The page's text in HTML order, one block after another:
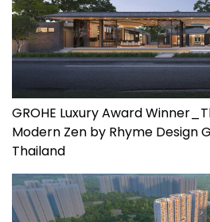
GROHE Luxury Award
Modern Zen by Rhyme Design
Thailand